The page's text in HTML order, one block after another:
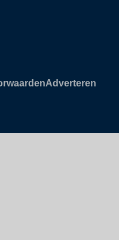
Adverteren